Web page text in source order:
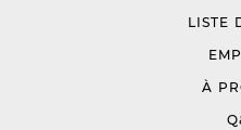
LISTE
À